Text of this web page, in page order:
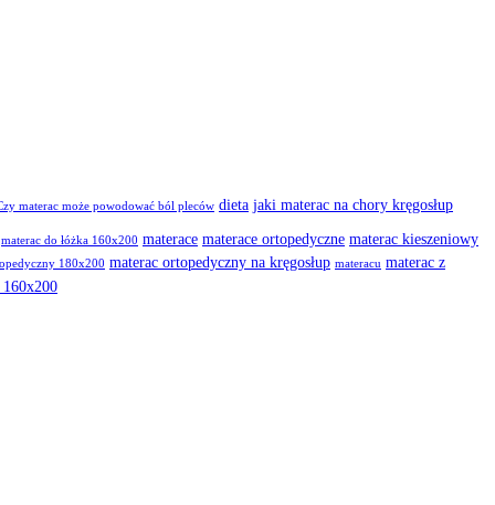
materac może powodować ból pleców dieta jaki materac na chory kręgosłup
materac do łóżka 160x200 materace materace ortopedyczne materac kieszeniowy
180x200 materac ortopedyczny na kręgosłup materacu materac z
160x200